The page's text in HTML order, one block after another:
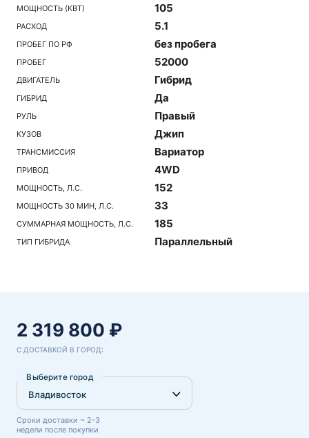
МОЩНОСТЬ (КВТ) 105
РАСХОД 5.1
ПРОБЕГ ПО РФ без пробега
ПРОБЕГ 52000
ДВИГАТЕЛЬ Гибрид
ГИБРИД Да
РУЛЬ Правый
КУЗОВ Джип
ТРАНСМИССИЯ Вариатор
ПРИВОД 4WD
МОЩНОСТЬ, Л.С. 152
МОЩНОСТЬ 30 МИН, Л.С. 33
СУММАРНАЯ МОЩНОСТЬ, Л.С. 185
ТИП ГИБРИДА Параллельный
2 319 800 ₽
С ДОСТАВКОЙ В ГОРОД:
Выберите город
Сроки доставки ~ 2-3
недели после покупки